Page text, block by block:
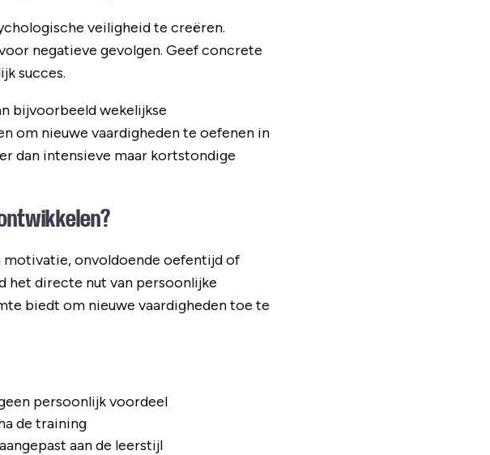
veiligheid te creëren.
negatieve gevolgen. Geef concrete
succes.
bijvoorbeeld wekelijkse
om nieuwe vaardigheden te oefenen in
dan intensieve maar kortstondige
motivatie, onvoldoende oefentijd of
het directe nut van persoonlijke
biedt om nieuwe vaardigheden toe te
persoonlijk voordeel
de training
aan de leerstijl